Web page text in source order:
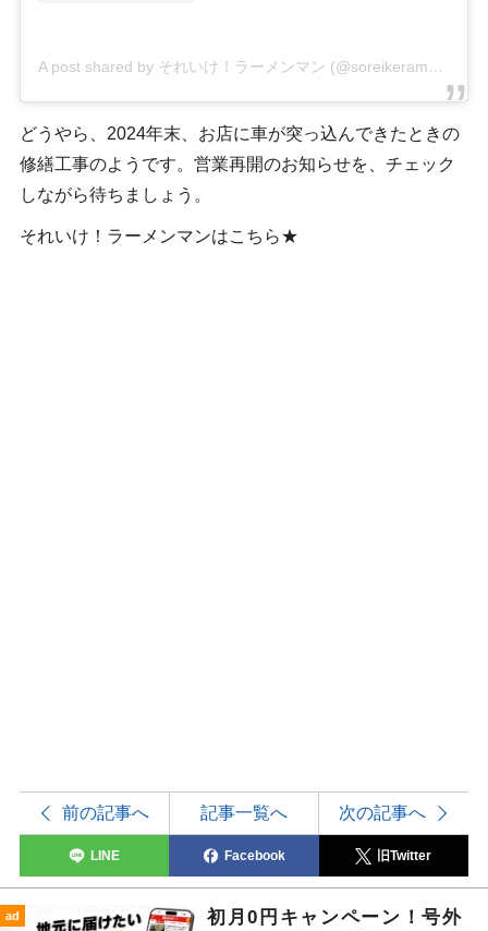
A post shared by それいけ！ラーメンマン (@soreikeramenman)
どうやら、2024年末、お店に車が突っ込んできたときの
修繕工事のようです。営業再開のお知らせを、チェック
しながら待ちましょう。
それいけ！ラーメンマンはこちら★
前の記事へ 記事一覧へ 次の記事へ
LINE Facebook 旧Twitter
ad
初月0円キャンペーン！号外